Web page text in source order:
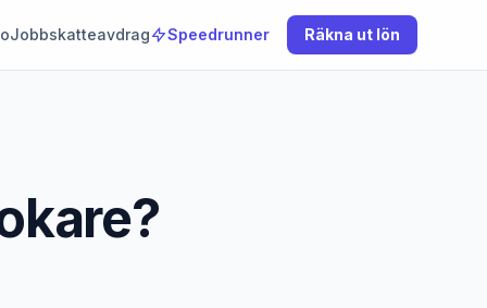
Jobbskatteavdrag Speedrunner Räkna ut lön